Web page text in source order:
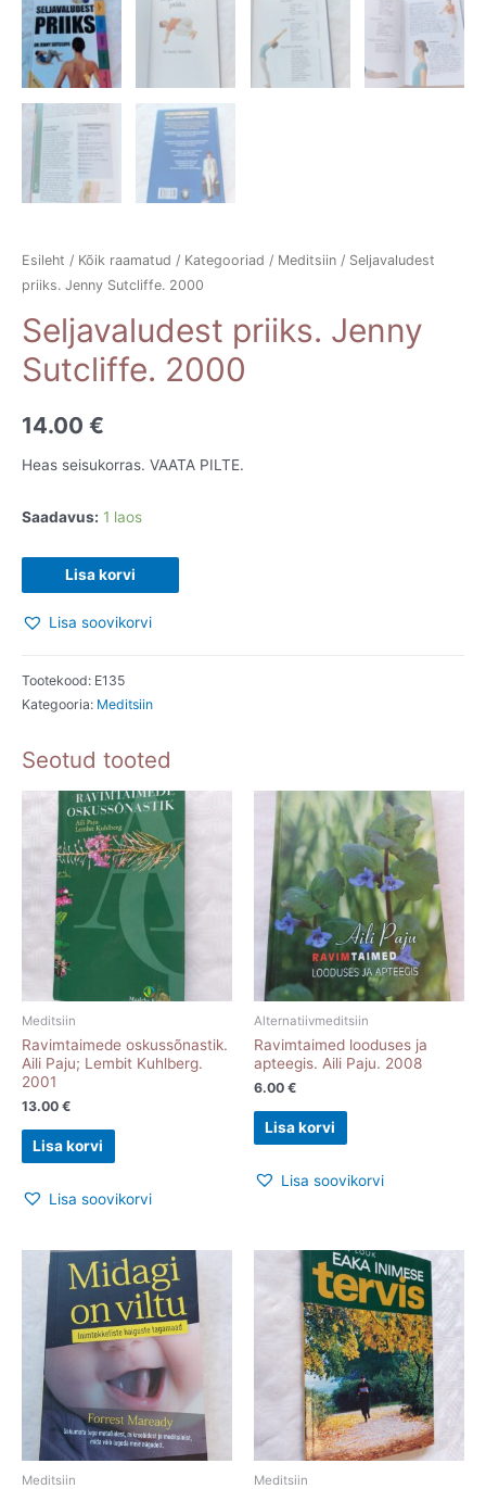
Esileht / Kõik raamatud / Kategooriad / Meditsiin / Seljavaludest
priiks. Jenny Sutcliffe. 2000
Seljavaludest priiks. Jenny
Sutcliffe. 2000
14.00 €
Heas seisukorras. VAATA PILTE.
Saadavus: 1 laos
Seljavaludest
priiks.
Jenny
2000
kogus
Lisa korvi
Lisa soovikorvi
Tootekood: E135
Kategooria: Meditsiin
Seotud tooted
Meditsiin
Ravimtaimede oskussõnastik.
Aili Paju; Lembit Kuhlberg.
2001
13.00 €
Lisa korvi
Lisa soovikorvi
Alternatiivmeditsiin
Ravimtaimed looduses ja
apteegis. Aili Paju. 2008
6.00 €
Lisa korvi
Lisa soovikorvi
Meditsiin Meditsiin